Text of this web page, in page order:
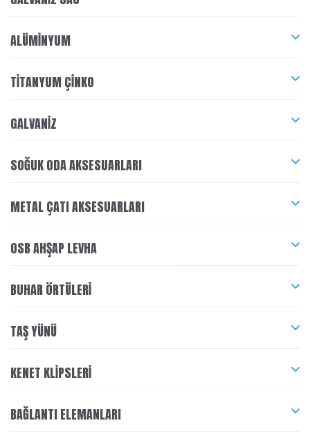
ALÜMINYUM
TITANYUM ÇINKO
GALVANIZ
SOĞUK ODA AKSESUARLARI
METAL ÇATI AKSESUARLARI
OSB AHŞAP LEVHA
BUHAR ÖRTÜLERI
TAŞ YÜNÜ
KENET KLIPSLERI
BAĞLANTI ELEMANLARI